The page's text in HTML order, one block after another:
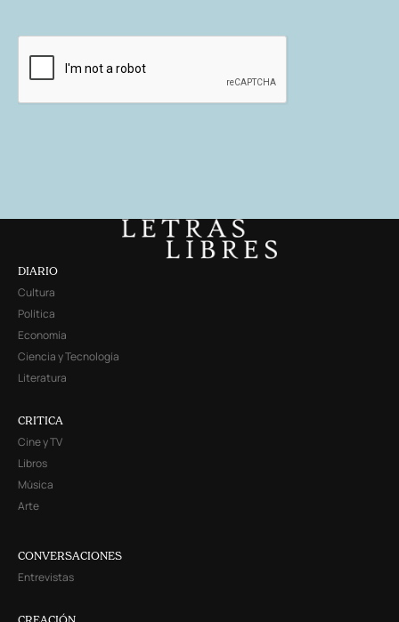
DIARIO
Cultura
Política
Economía
Ciencia y Tecnología
Literatura
CRITICA
Cine y TV
Libros
Música
Arte
CONVERSACIONES
Entrevistas